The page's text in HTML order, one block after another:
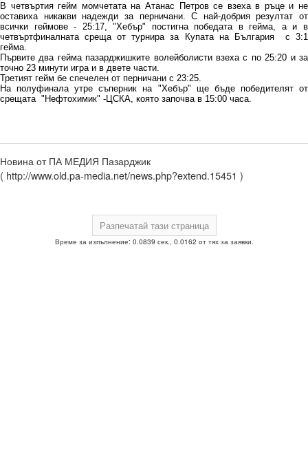
В четвъртия гейм момчетата на Атанас Петров се взеха в ръце и не
оставиха никакви надежди за перничани. С най-добрия резултат от
всички геймове - 25:17, "Хебър" постигна победата в гейма, а и в
четвъртфиналната среща от турнира за Купата на България с 3:1
гейма .
Първите два гейма пазарджишките волейболисти взеха с по 25:20 и за
точно 23 минути игра и в двете части.
Третият гейм бе спечелен от перничани с 23:25.
На полуфинала утре съперник на "Хебър" ще бъде победителят от
срещата "Нефтохимик" -ЦСКА, която започва в 15:00 часа.
Новина от ПА МЕДИЯ Пазарджик
( http://www.old.pa-media.net/news.php?extend.15451 )
Време за изпълнение: 0.0839 сек., 0.0162 от тях за заявки.